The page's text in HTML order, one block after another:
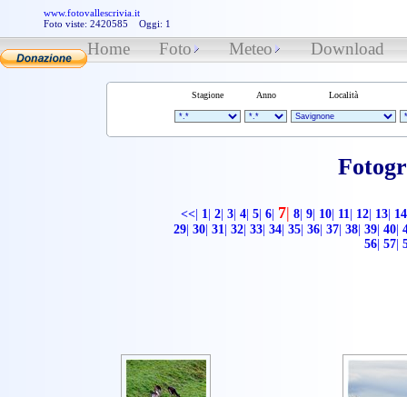
www.fotovallescrivia.it
Foto viste: 2420585 Oggi: 1
Home Foto Meteo Download
Stagione Anno Località
<< 1 2 3 4 5 6 7| 8 9 10 11 12 13 14
29| 30| 31| 32| 33| 34| 35| 36| 37| 38| 39| 40|
56 57